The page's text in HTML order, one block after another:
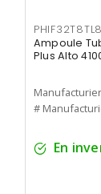
Ampoule
Plus Alto
#
En